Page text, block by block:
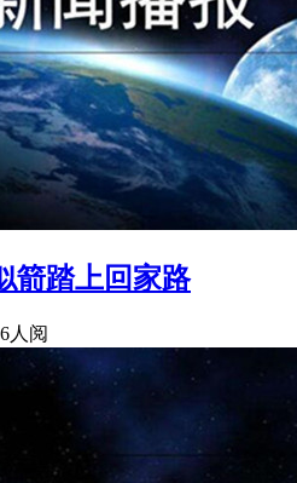
箭踏上回家路
人阅